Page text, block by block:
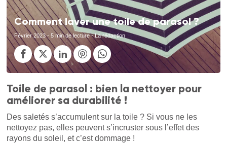
Comment laver une toile de parasol ?
Février 2023- 5 min de lecture - La rédaction
Toile de parasol : bien la nettoyer pour
améliorer sa durabilité !
Des saletés s’accumulent sur la toile ? Si vous ne les
nettoyez pas, elles peuvent s’incruster sous l’effet des
rayons du soleil, et c’est dommage !